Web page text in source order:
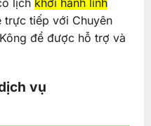
trực tiếp với Chuyên
để được hỗ trợ và
vụ